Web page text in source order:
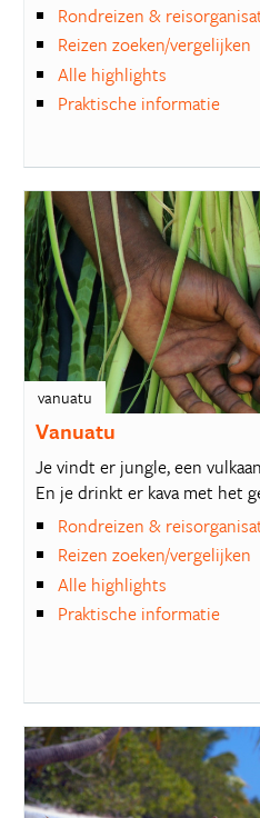
Rondreizen &
Reizen zoeken/vergelijken
Alle highlights
Praktische informatie
vanuatu
Vanuatu
Je vindt er jungle, een
En je drinkt er kava met het
Rondreizen &
Reizen zoeken/vergelijken
Alle highlights
Praktische informatie